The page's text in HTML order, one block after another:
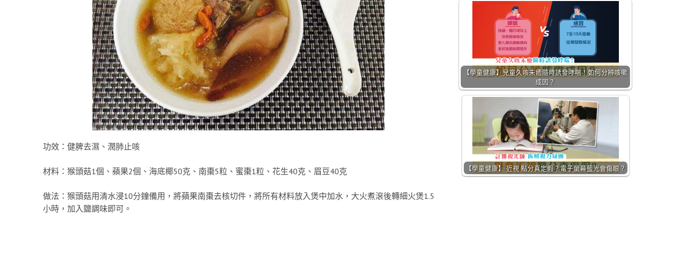
功效：健脾去濕、潤肺止咳
材料：猴頭菇1個、蘋果2個、海底椰50克、南棗5粒、蜜棗1粒、花生40克、眉豆40克
做法：猴頭菇用清水浸10分鐘備用，將蘋果南棗去核切件，將所有材料放入煲中加水，大火煮滾後轉細火煲1.5
小時，加入鹽調味即可。
【學童健康】兒童久咳未癒隨時誘發哮喘！如何分辨咳嗽
成因？
【學童健康】 近視 點分真定假？電子螢幕藍光會傷眼？